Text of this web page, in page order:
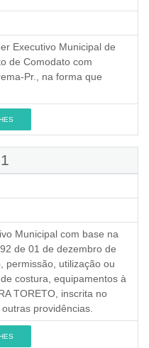
Executivo Municipal de
de Comodato com
Pr., na forma que
Municipal com base na
de 01 de dezembro de
permissão, utilização ou
costura, equipamentos à
TORETO, inscrita no
providências.